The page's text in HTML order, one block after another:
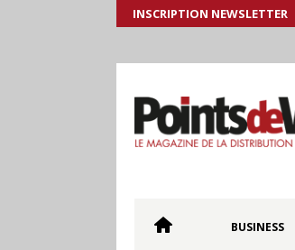
INSCRIPTION NEWSLETTER
BUSINESS